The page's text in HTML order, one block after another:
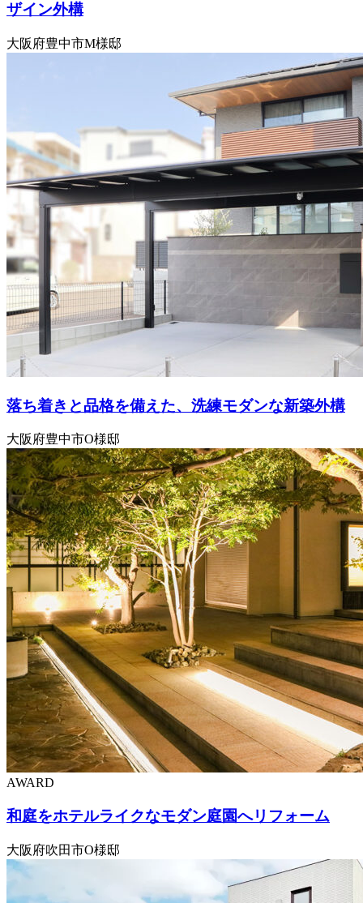
ザイン外構
大阪府豊中市M様邸
落ち着きと品格を備えた、洗練モダンな新築外構
大阪府豊中市O様邸
AWARD
和庭をホテルライクなモダン庭園へリフォーム
大阪府吹田市O様邸